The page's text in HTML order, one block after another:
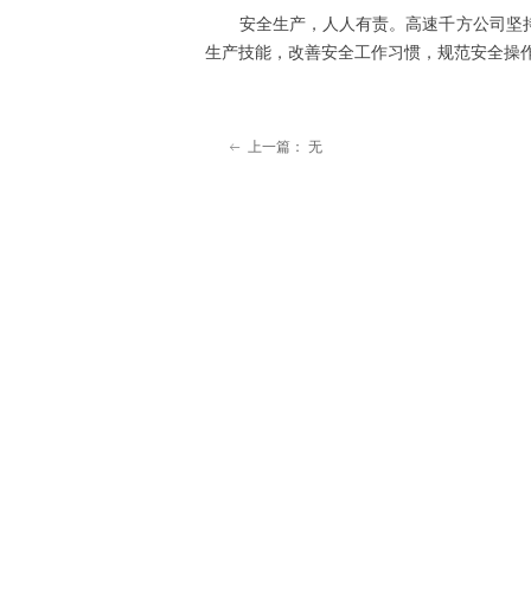
安全生产，人人有责。高速千方公司坚
生产技能，改善安全工作习惯，规范安全操
ꂃ 上一篇： 无